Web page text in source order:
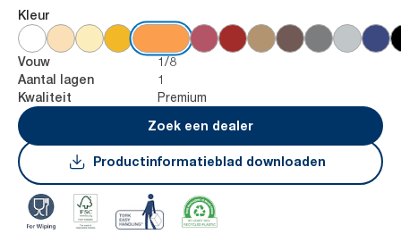
Kleur
Vouw 1/8
Aantal lagen 1
Kwaliteit
Premium
Zoek een dealer
Productinformatieblad downloaden